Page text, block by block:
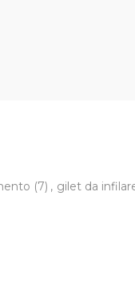
(7) , gilet da